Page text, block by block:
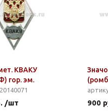
КВАКУ
гор. эм.
/шт 900